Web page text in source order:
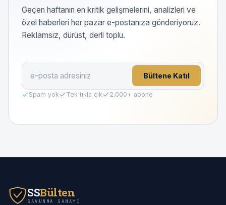
Geçen haftanın en kritik gelişmelerini, analizleri ve
özel haberleri her pazar e-postanıza gönderiyoruz.
Reklamsız, dürüst, derli toplu.
Bültene Katıl
Spam yok Tek tıkla çık 2.000+ abone
SSBülten
SAVUNMA SANAYI